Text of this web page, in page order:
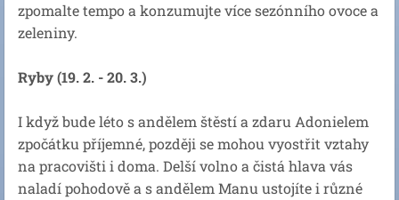
zpomalte tempo a konzumujte více sezónního ovoce a
zeleniny.
Ryby (19. 2. - 20. 3.)
I když bude léto s andělem štěstí a zdaru Adonielem
zpočátku příjemné, později se mohou vyostřit vztahy
na pracovišti i doma. Delší volno a čistá hlava vás
naladí pohodově a s andělem Manu ustojíte i různé